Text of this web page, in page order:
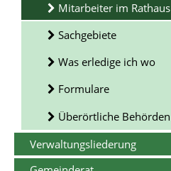
Mitarbeiter im Rathaus
Sachgebiete
Was erledige ich wo
Formulare
Überörtliche Behörden
Verwaltungsliederung